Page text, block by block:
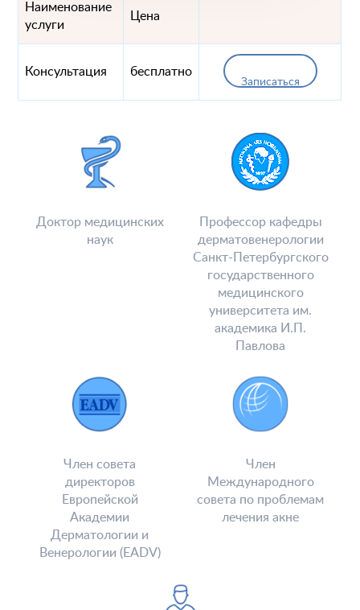
Наименование
услуги
Цена
Консультация бесплатно
Записаться
Доктор медицинских
наук
Профессор кафедры
дерматовенерологии
Санкт-Петербургского
государственного
медицинского
университета им.
академика И.П.
Павлова
Член совета
директоров
Европейской
Академии
Дерматологии и
Венерологии (EADV)
Член
Международного
совета по проблемам
лечения акне